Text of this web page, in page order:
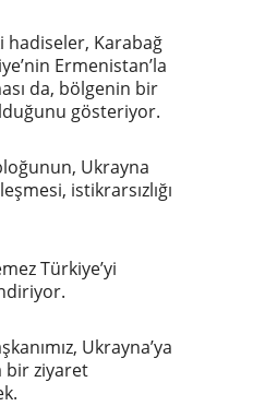
hadiseler, Karabağ
Ermenistan’la
da, bölgenin bir
gösteriyor.
Ukrayna
istikrarsızlığı
Türkiye’yi
Ukrayna’ya
bir ziyaret